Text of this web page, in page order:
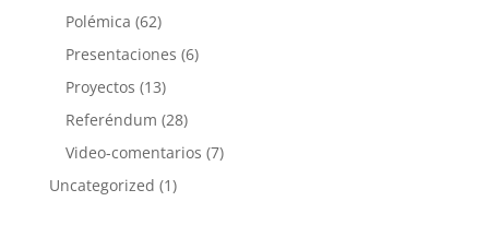
Polémica (62)
Presentaciones (6)
Proyectos (13)
Referéndum (28)
Video-comentarios (7)
Uncategorized (1)